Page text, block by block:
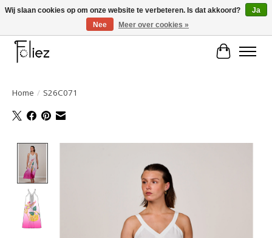
Large selection of products and fast shipping!
Home / S26C071
Wij slaan cookies op om onze website te verbeteren. Is dat akkoord?
Ja
Nee
Meer over cookies »